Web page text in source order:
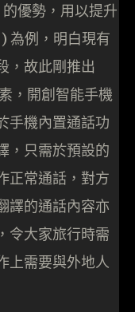
優勢，用以提升
為例，明白現有
，故此剛推出
，開創智能手機
手機內置通話功
，只需於預設的
正常通話，對方
譯的通話內容亦
令大家旅行時需
上需要與外地人